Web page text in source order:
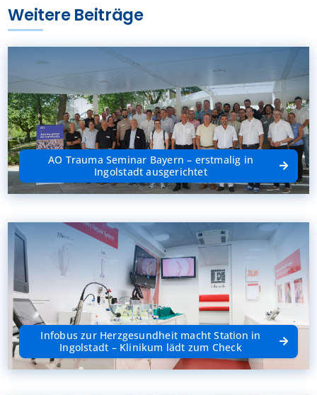
Weitere Beiträge
AO Trauma Seminar Bayern – erstmalig in
Ingolstadt ausgerichtet
Infobus zur Herzgesundheit macht Station in
Ingolstadt – Klinikum lädt zum Check